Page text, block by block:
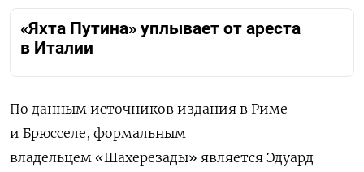
«Яхта Путина» уплывает от ареста
в Италии
По данным источников издания в Риме
и Брюсселе, формальным
владельцем «Шахерезады» является Эдуард